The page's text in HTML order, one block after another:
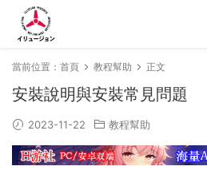
當前位置： 首頁 教程幫助 正文
安裝說明與安裝常見問題
2023-11-22 教程幫助